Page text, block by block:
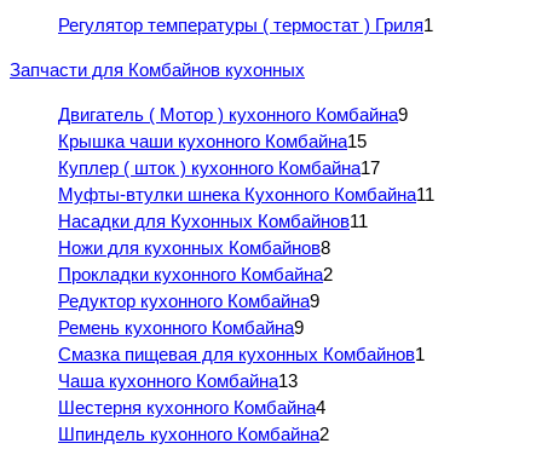
Регулятор температуры ( термостат ) Гриля1
Запчасти для Комбайнов кухонных
Двигатель ( Мотор ) кухонного Комбайна9
Крышка чаши кухонного Комбайна15
Куплер ( шток ) кухонного Комбайна17
Муфты-втулки шнека Кухонного Комбайна11
Насадки для Кухонных Комбайнов11
Ножи для кухонных Комбайнов8
Прокладки кухонного Комбайна2
Редуктор кухонного Комбайна9
Ремень кухонного Комбайна9
Смазка пищевая для кухонных Комбайнов1
Чаша кухонного Комбайна13
Шестерня кухонного Комбайна4
Шпиндель кухонного Комбайна2